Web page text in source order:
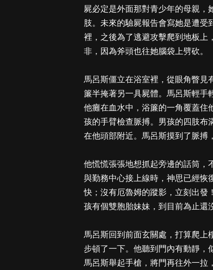
屍必定是外面那對青少年的母親，
肢。未來的驗屍報告會寫她是遭受
裡，之後為了逃避攻擊爬到地板上
非，因為斧頭也往她腦袋上劈砍。
馬呂斯僵立在浴室裡，從眼角瞥見
簾半掩著另一具屍體。馬呂斯輕手
他癱在血水中，浴簾的一角覆蓋住
孩的手臂檢查脈搏。男孩的四肢布
在他頭部附近。馬呂斯摸到了脈搏
他慌慌張張地想抓起旁邊的話筒，
與勤務中心接上線時，神思已經恢
快；沒有厄魯姆的蹤影，立刻出發
孩有個雙胞胎妹妹，到目前為止還
馬呂斯回到前面玄關處，打算爬上
步頓了一下。他聽到門內有動靜，
馬呂斯舉起手槍，將門再往外一拉